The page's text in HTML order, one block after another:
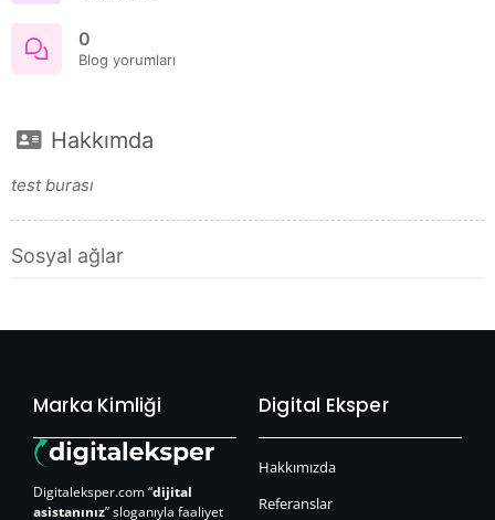
0
Blog yorumları
Hakkımda
test burası
Sosyal ağlar
Marka Kimliği
Digitaleksper.com “dijital
asistanınız” sloganıyla faaliyet
Digital Eksper
Hakkımızda
Referanslar